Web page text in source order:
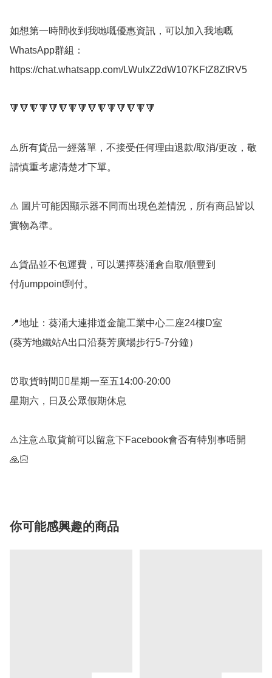
如想第一時間收到我哋嘅優惠資訊，可以加入我地嘅
WhatsApp群組：
https://chat.whatsapp.com/LWulxZ2dW107KFtZ8ZtRV5
🔻🔻🔻🔻🔻🔻🔻🔻🔻🔻🔻🔻🔻🔻🔻
⚠️所有貨品一經落單，不接受任何理由退款/取消/更改，敬
請慎重考慮清楚才下單。
⚠️ 圖片可能因顯示器不同而出現色差情況，所有商品皆以
實物為準。
⚠️貨品並不包運費，可以選擇葵涌倉自取/順豐到
付/jumppoint到付。
📍地址：葵涌大連排道金龍工業中心二座24樓D室
(葵芳地鐵站A出口沿葵芳廣場步行5-7分鐘）
⏰取貨時間👉🏻星期一至五14:00-20:00
星期六，日及公眾假期休息
⚠️注意⚠️取貨前可以留意下Facebook會否有特別事唔開
🙏🏻
你可能感興趣的商品